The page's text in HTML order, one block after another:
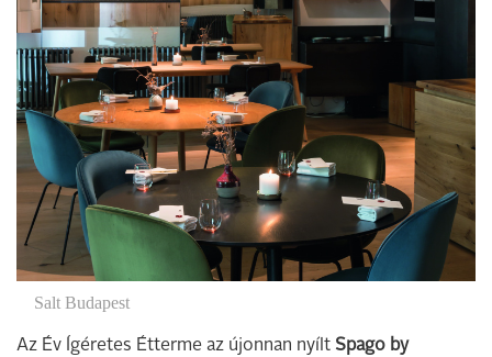
Salt Budapest
Az Év Ígéretes Étterme az újonnan nyílt Spago by